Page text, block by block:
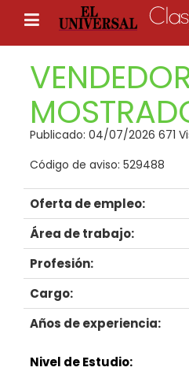
Publicado: 04/07/2026 671
Código de aviso: 529488
Oferta de empleo:
Área de trabajo:
Profesión:
Cargo:
Años de experiencia:
Nivel de Estudio: